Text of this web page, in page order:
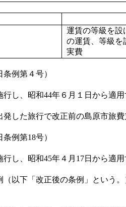
運賃の等級を設
の運賃、等級を
実費
条例第４号）
し、昭和44年６月１日から適用
した旅行で改正前の島原市旅
条例第18号）
し、昭和45年４月17日から適用
以下「改正後の条例」という